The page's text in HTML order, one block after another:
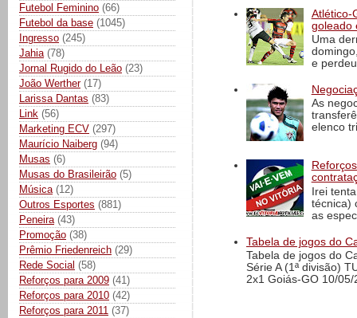
Futebol Feminino (66)
Futebol da base (1045)
Ingresso (245)
Jahia (78)
Jornal Rugido do Leão (23)
João Werther (17)
Larissa Dantas (83)
Link (56)
Marketing ECV (297)
Maurício Naiberg (94)
Musas (6)
Musas do Brasileirão (5)
Música (12)
Outros Esportes (881)
Peneira (43)
Promoção (38)
Prêmio Friedenreich (29)
Rede Social (58)
Reforços para 2009 (41)
Reforços para 2010 (42)
Reforços para 2011 (37)
Atlético-
goleado
Uma
e
As
elenco
Irei
técnica)
as
Tabela de jogos do
Tabela de jogos do
Série A (1ª divisão)
2x1 Goiás-GO 10/05/